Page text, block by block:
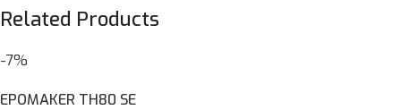
Related Products
-7%
EPOMAKER TH80 SE